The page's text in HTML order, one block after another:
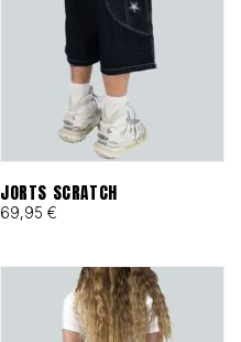
JORTS SCRATCH
69,95 €